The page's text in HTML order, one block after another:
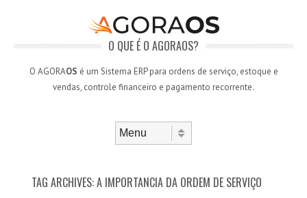
O QUE É O AGORAOS?
O AGORAOS é um Sistema ERP para ordens de serviço, estoque e
vendas, controle financeiro e pagamento recorrente.
TAG ARCHIVES:A IMPORTANCIA DA ORDEM DE SERVIÇO